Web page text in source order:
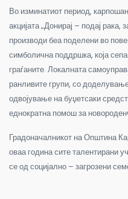
Во изминатиот период,
акцијата „Донирај – подај рака,
производи беа поделени во
симболична поддршка, која
граѓаните. Локалната
ранливите групи, со
одвојување на буџетсаки
еднократна помош за
Градоначалникот на Општина
оваа година сите талентирани
се од социјално – загрозени